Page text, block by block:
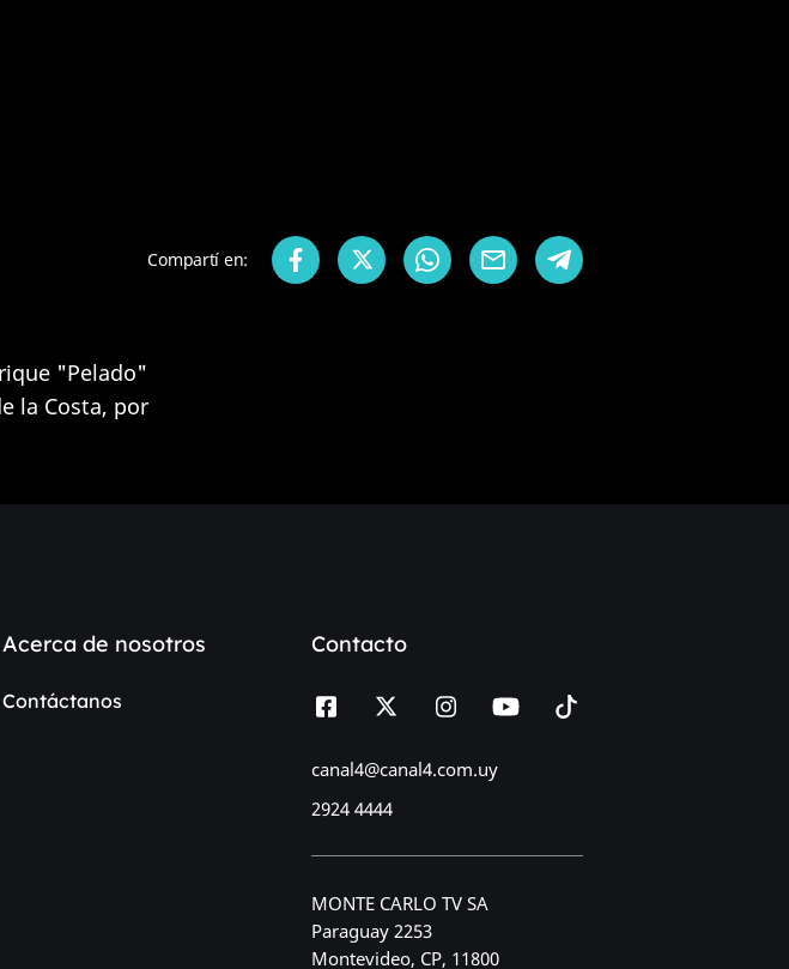
Compartí en:
"Pelado"
la Costa, por
Acerca de nosotros
Contáctanos
Contacto
canal4@canal4.com.uy
2924 4444
MONTE CARLO TV SA
Paraguay 2253
Montevideo, CP, 11800